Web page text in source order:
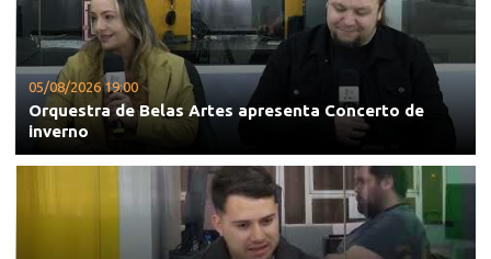
05/08/2026 19:00
Orquestra de Belas Artes apresenta Concerto de
inverno